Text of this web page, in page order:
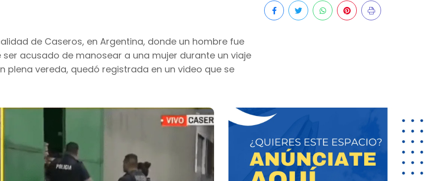
de Caseros, en Argentina, donde un hombre fue
acusado de manosear a una mujer durante un viaje
plena vereda, quedó registrada en un video que se